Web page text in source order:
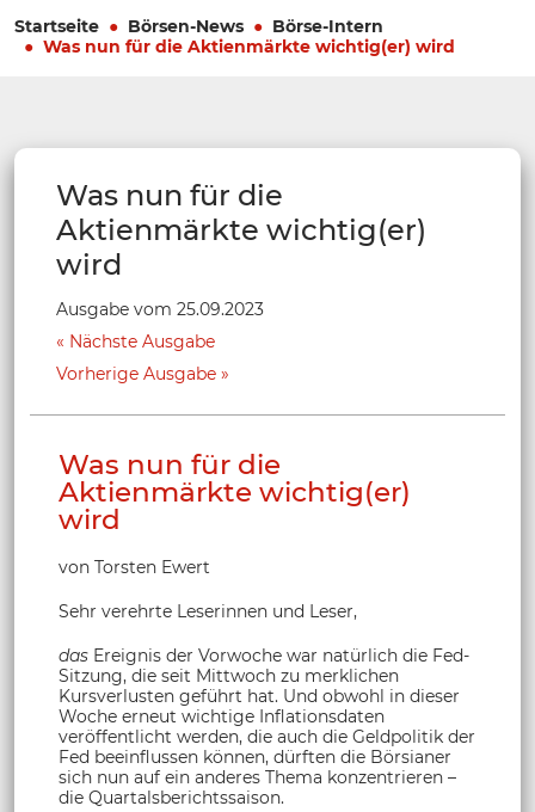
Startseite Börsen-News
Börse-Intern
Was nun für die Aktienmärkte wichtig(er) wird
Was nun für die
Aktienmärkte wichtig(er)
wird
Ausgabe vom 25.09.2023
Nächste Ausgabe
Vorherige Ausgabe
Was nun für die
Aktienmärkte wichtig(er)
wird
von Torsten Ewert
Sehr verehrte Leserinnen und Leser,
das Ereignis der Vorwoche war natürlich die Fed-
Sitzung, die seit Mittwoch zu merklichen
Kursverlusten geführt hat. Und obwohl in dieser
Woche erneut wichtige Inflationsdaten
veröffentlicht werden, die auch die Geldpolitik der
Fed beeinflussen können, dürften die Börsianer
sich nun auf ein anderes Thema konzentrieren –
die Quartalsberichtssaison.